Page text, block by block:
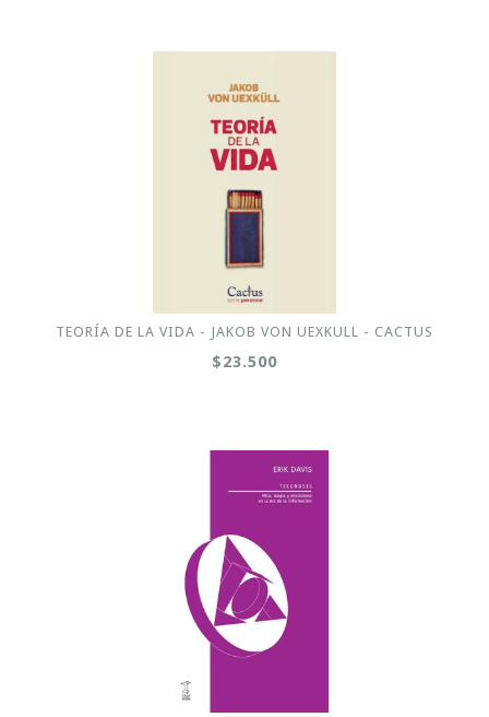
TEORÍA DE LA VIDA - JAKOB VON UEXKULL - CACTUS
$23.500